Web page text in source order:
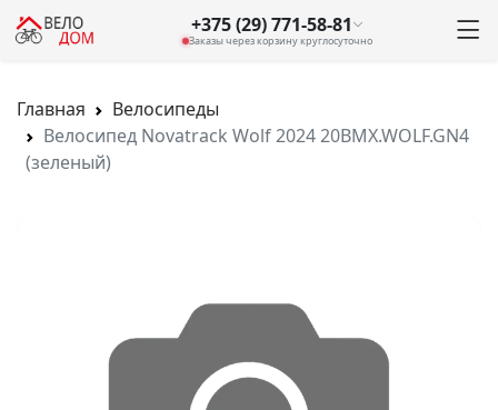
+375 (29) 771-58-81
Заказы через корзину круглосуточно
Главная
Велосипеды
Велосипед Novatrack Wolf 2024 20BMX.WOLF.GN4
(зеленый)